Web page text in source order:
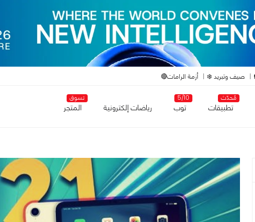
صيف وتبريد ❄️ أزمة الرامات🔴
مُحدّث
تطبيقات
5/10
توب رياضات إلكترونية
تسوق
المتجر